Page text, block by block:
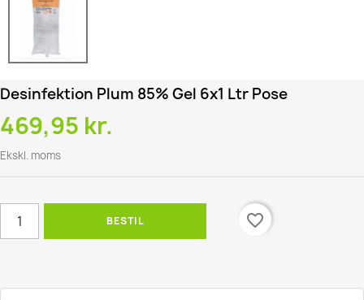
Desinfektion Plum 85% Gel 6x1 Ltr Pose
469,95 kr.
Ekskl. moms
BESTIL favorite_border